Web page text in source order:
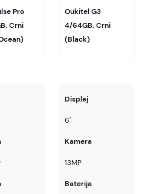
kupaca po osnovu
informacije i fotografije
detaljnije ali ne može
Pro
Crni
Oukitel G3
4/64GB, Crni
(Black)
Displej
6"
Kamera
13MP
Baterija